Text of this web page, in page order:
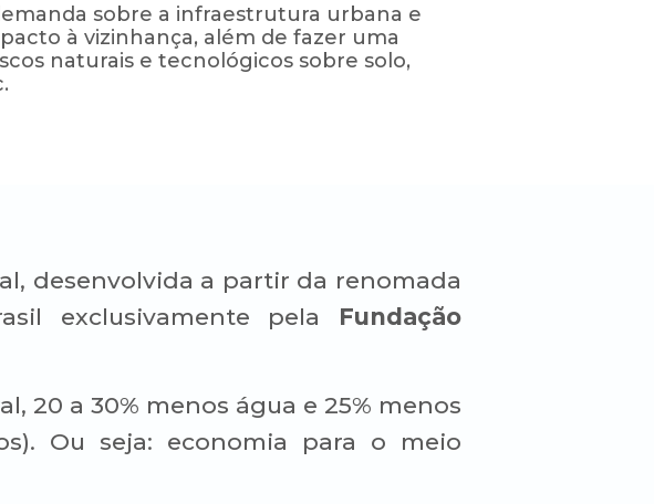
sobre a infraestrutura urbana e
à vizinhança, além de fazer uma
naturais e tecnológicos sobre solo,
desenvolvida a partir da renomada
exclusivamente pela Fundação
20 a 30% menos água e 25% menos
Ou seja: economia para o meio